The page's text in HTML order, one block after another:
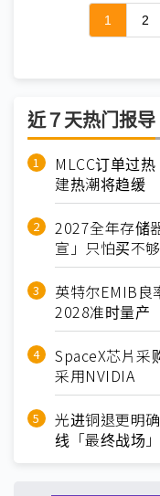
1 2
近７天热门报导
MLCC订单过
建热潮将趋缓
2027全年存储
宣」只怕买不够
英特尔EMIB
2028准时量产
SpaceX芯片
采用NVIDIA
光进铜退更明
线「最终战场」